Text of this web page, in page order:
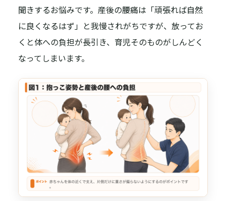
聞きするお悩みです。産後の腰痛は「頑張れば自然
に良くなるはず」と我慢されがちですが、放ってお
くと体への負担が長引き、育児そのものがしんどく
なってしまいます。